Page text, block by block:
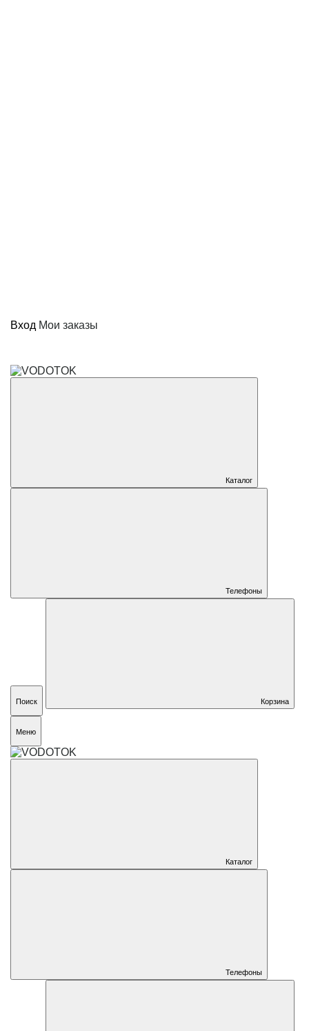
Вход Мои заказы
Каталог
Телефоны
Поиск Корзина
Меню
Каталог
Телефоны